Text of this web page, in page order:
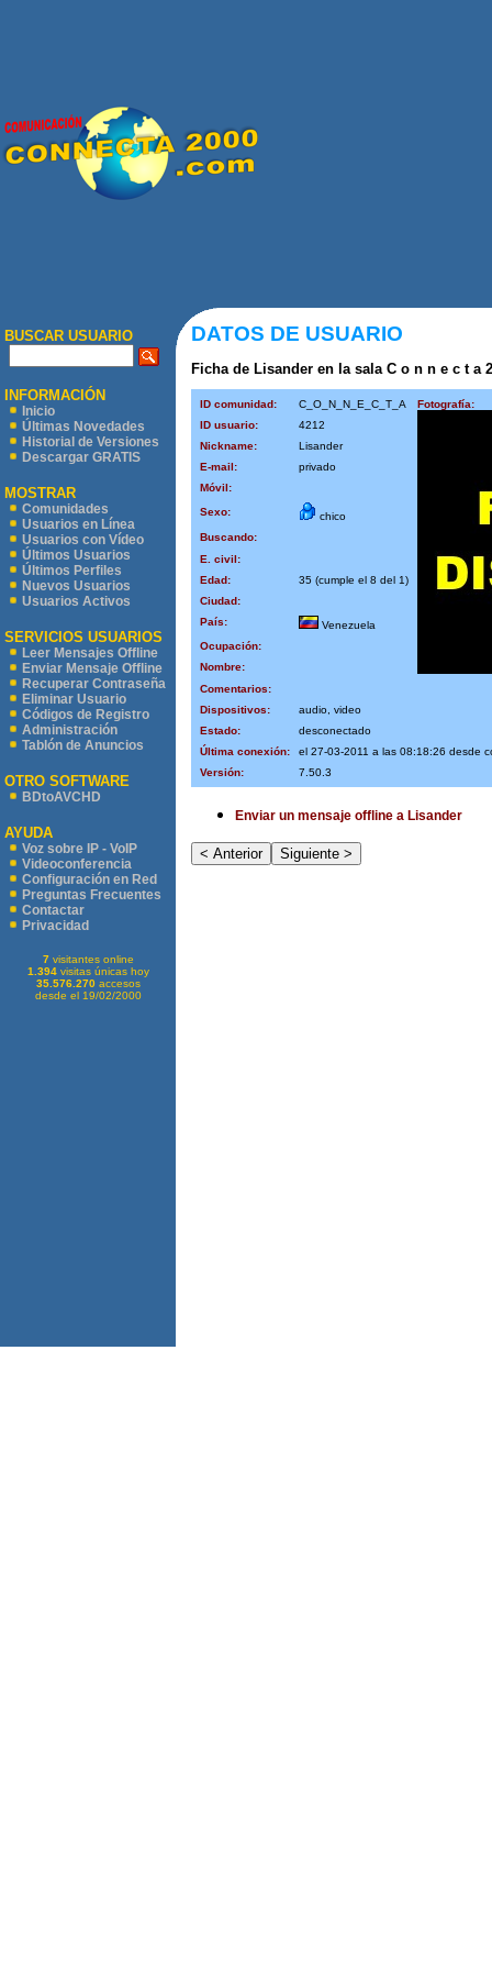
BUSCAR USUARIO
INFORMACIÓN
Inicio
Últimas Novedades
Historial de Versiones
Descargar GRATIS
MOSTRAR
Comunidades
Usuarios en Línea
Usuarios con Vídeo
Últimos Usuarios
Últimos Perfiles
Nuevos Usuarios
Usuarios Activos
SERVICIOS USUARIOS
Leer Mensajes Offline
Enviar Mensaje Offline
Recuperar Contraseña
Eliminar Usuario
Códigos de Registro
Administración
Tablón de Anuncios
OTRO SOFTWARE
BDtoAVCHD
AYUDA
Voz sobre IP - VoIP
Videoconferencia
Configuración en Red
Preguntas Frecuentes
Contactar
Privacidad
7visitantes online
1.394visitas únicas hoy
35.576.270accesos
desde el 19/02/2000
DATOS DE USUARIO
Ficha de Lisander en la sala C o n n e c t a
ID comunidad: C_O_N_N_E_C_T_A
Fotografía:
ID usuario:
4212
Nickname:
Lisander
E-mail:
privado
Móvil:
Sexo:
chico
Buscando:
E. civil:
Edad:
35 (cumple el 8 del 1)
Ciudad:
País:
Venezuela
Ocupación:
Nombre:
Comentarios:
Dispositivos:
audio, video
Estado:
desconectado
Última conexión:
el 27-03-2011 a las 08:18:26 desde
Versión:
7.50.3
Enviar un mensaje offline a Lisander